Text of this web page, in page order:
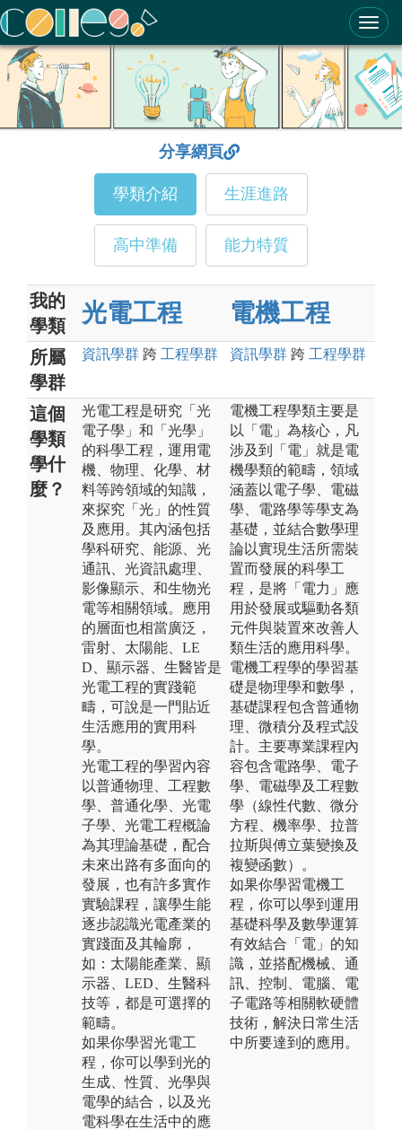
ColleGo! 大學選才與高中育才輔助系統
分享網頁
學類介紹 生涯進路
高中準備 能力特質
我的
學類
光電工程 電機工程
所屬
學群
資訊學群 跨 工程學群 資訊學群 跨 工程學群
這個
學類
學什
麼？
光電工程是研究「光
電子學」和「光學」
的科學工程，運用電
機、物理、化學、材
料等跨領域的知識，
來探究「光」的性質
及應用。其內涵包括
學科研究、能源、光
通訊、光資訊處理、
影像顯示、和生物光
電等相關領域。應用
的層面也相當廣泛，
雷射、太陽能、LE
D、顯示器、生醫皆是
光電工程的實踐範
疇，可說是一門貼近
生活應用的實用科
學。
光電工程的學習內容
以普通物理、工程數
學、普通化學、光電
子學、光電工程概論
為其理論基礎，配合
未來出路有多面向的
發展，也有許多實作
實驗課程，讓學生能
逐步認識光電產業的
實踐面及其輪廓，
如：太陽能產業、顯
示器、LED、生醫科
技等，都是可選擇的
範疇。
如果你學習光電工
程，你可以學到光的
生成、性質、光學與
電學的結合，以及光
電科學在生活中的應
電機工程學類主要是
以「電」為核心，凡
涉及到「電」就是電
機學類的範疇，領域
涵蓋以電子學、電磁
學、電路學等學支為
基礎，並結合數學理
論以實現生活所需裝
置而發展的科學工
程，是將「電力」應
用於發展或驅動各類
元件與裝置來改善人
類生活的應用科學。
電機工程學的學習基
礎是物理學和數學，
基礎課程包含普通物
理、微積分及程式設
計。主要專業課程內
容包含電路學、電子
學、電磁學及工程數
學（線性代數、微分
方程、機率學、拉普
拉斯與傅立葉變換及
複變函數）。
如果你學習電機工
程，你可以學到運用
基礎科學及數學運算
有效結合「電」的知
識，並搭配機械、通
訊、控制、電腦、電
子電路等相關軟硬體
技術，解決日常生活
中所要達到的應用。